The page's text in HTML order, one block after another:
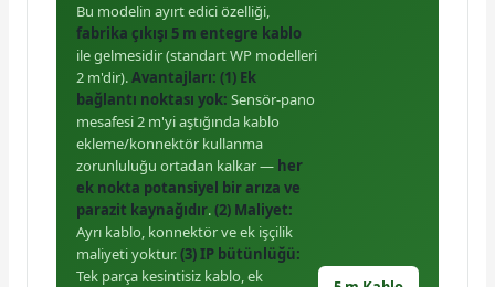
Bu modelin ayırt edici özelliği,
fabrika çıkışı 5 m entegre kablo
ile gelmesidir (standart WP modelleri
2 m'dir).Avantajları: (1) Ek
bağlantı noktası yok: Sensör-pano
mesafesi 2 m'yi aştığında kablo
ekleme/konnektör kullanma
zorunluluğu ortadan kalkar — her
ek nokta potansiyel bir arıza ve
parazit kaynağıdır.(2) Maliyet:
Ayrı kablo, konnektör ve ek işçilik
maliyeti yoktur.(3) IP bütünlüğü:
Tek parça kesintisiz kablo, ek